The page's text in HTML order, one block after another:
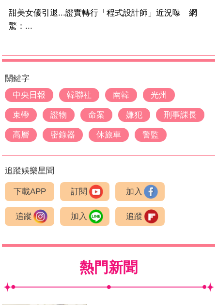
甜美女優引退...證實轉行「程式設計師」近況曝 網
驚：...
關鍵字
中央日報
韓聯社 南韓 光州
束帶 證物 命案 嫌犯 刑事課長
高層 密錄器 休旅車 警監
追蹤娛樂星聞
下載APP 訂閱 加入
追蹤 加入 追蹤
熱門新聞